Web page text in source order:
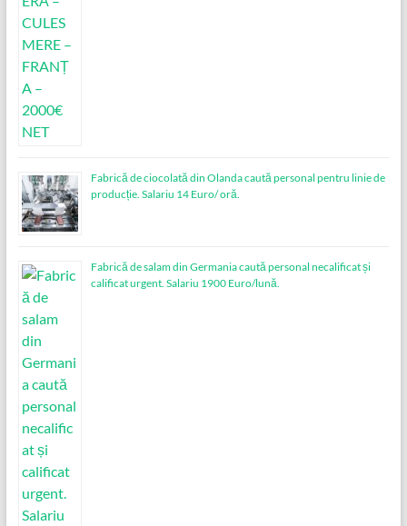
Fabrică de ciocolată din Olanda caută personal pentru linie de
producție. Salariu 14 Euro/ oră.
Fabrică de salam din Germania caută personal necalificat și
calificat urgent. Salariu 1900 Euro/lună.